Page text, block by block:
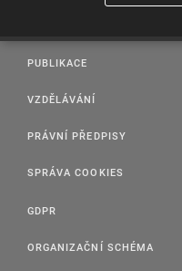
PUBLIKACE
VZDĚLÁVÁNÍ
PRÁVNÍ PŘEDPISY
SPRÁVA COOKIES
GDPR
ORGANIZAČNÍ SCHÉMA